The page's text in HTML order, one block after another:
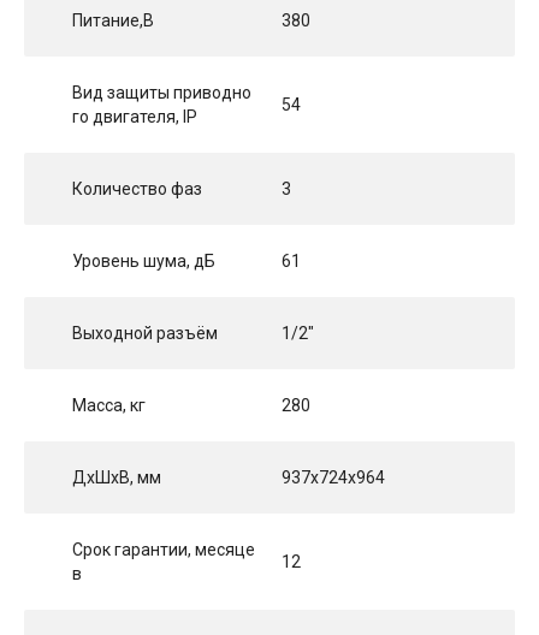
Питание,В 380
Вид защиты приводно
го двигателя, IP
54
Количество фаз 3
Уровень шума, дБ 61
Выходной разъём 1/2"
Масса, кг 280
ДхШхВ, мм 937x724x964
Срок гарантии, месяце
в
12